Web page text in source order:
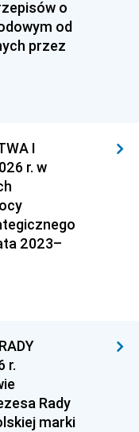
o
od
przez
I
r. w
2023–
r.
Rady
marki